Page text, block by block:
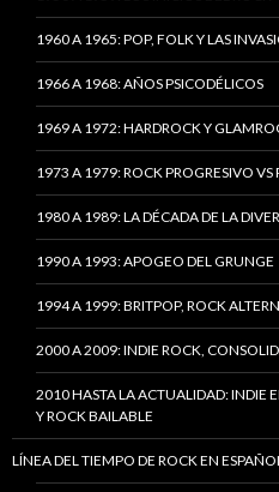
1960 A 1965: POP, FOLK Y LAS
1966 A 1968: AÑOS PSICODÉLICOS
1969 A 1972: HARDROCK Y
1973 A 1979: ROCK PROGRESIVO VS
1980 A 1989: LA DÉCADA DE LA
1990 A 1993: APOGEO DEL GRUNGE
1994 A 1999: BRITPOP, ROCK
2000 A 2009: INDIE ROCK,
2010 HASTA LA ACTUALIDAD: INDIE
Y ROCK BAILABLE
LÍNEA DEL TIEMPO DE ROCK EN